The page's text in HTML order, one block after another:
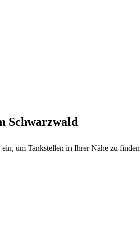
Schwarzwald
um Tankstellen in Ihrer Nähe zu finden